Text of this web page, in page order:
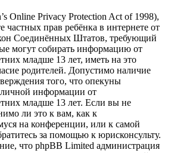
Online Privacy Protection Act of 1998),
частных прав ребёнка в интернете от
Соединённых Штатов, требующий
могут собирать информацию от
младше 13 лет, иметь на это
родителей. Допустимо наличие
того, что опекуны
информации от
младше 13 лет. Если вы не
ли это к вам, как к
на конференции, или к самой
за помощью к юрисконсульту.
что phpBB Limited администрация